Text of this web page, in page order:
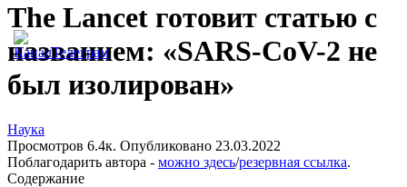
The Lancet готовит статью с
названием: «SARS-CoV-2 не
был изолирован»
Наука
Просмотров 6.4к. Опубликовано 23.03.2022
Поблагодарить автора - можно здесь/резервная ссылка.
Содержание